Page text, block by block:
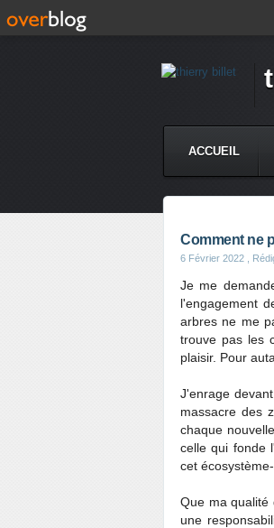
ACCUEIL
Comment ne
6 Février 2022 ,
Je me
l'engagement
arbres ne me
trouve pas les
plaisir. Pour
J'enrage
massacre des
chaque
celle qui fonde
cet écosystème-
Que ma qualité
une